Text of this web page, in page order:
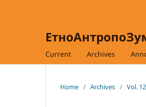
Current Archives
Home / Archives / Vol.